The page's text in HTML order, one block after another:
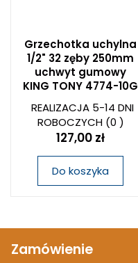
Grzechotka uchylna
1/2" 32 zęby 250mm
uchwyt gumowy
KING TONY 4774-10G
REALIZACJA 5-14 DNI
ROBOCZYCH(0 )
127,00 zł
Do koszyka
Zamówienie